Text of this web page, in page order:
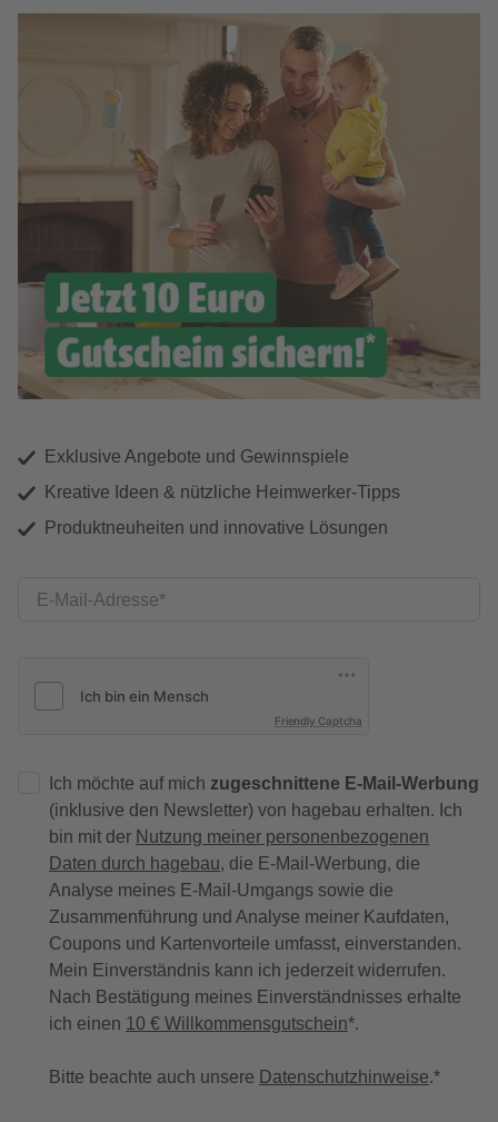
Exklusive Angebote und Gewinnspiele
Kreative Ideen & nützliche Heimwerker-Tipps
Produktneuheiten und innovative Lösungen
E-Mail-Adresse
Friendly Captcha
Ich möchte auf mich zugeschnittene E-Mail-Werbung
(inklusive den Newsletter) von hagebau erhalten. Ich
bin mit der Nutzung meiner personenbezogenen
Daten durch hagebau, die E-Mail-Werbung, die
Analyse meines E-Mail-Umgangs sowie die
Zusammenführung und Analyse meiner Kaufdaten,
Coupons und Kartenvorteile umfasst, einverstanden.
Mein Einverständnis kann ich jederzeit widerrufen.
Nach Bestätigung meines Einverständnisses erhalte
ich einen 10 € Willkommensgutschein*.
Bitte beachte auch unsere Datenschutzhinweise.